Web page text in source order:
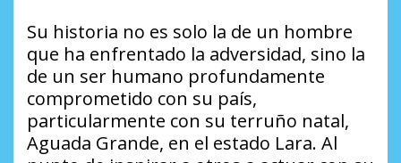
Su historia no es solo la de un hombre
que ha enfrentado la adversidad, sino la
de un ser humano profundamente
comprometido con su país,
particularmente con su terruño natal,
Aguada Grande, en el estado Lara. Al